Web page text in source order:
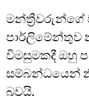
මන්ත්‍රීවරුන්ගේ
පාර්ලිමේන්තුව
විමසුමකදී ඔහු
සම්බන්ධයෙන්
බවයි.